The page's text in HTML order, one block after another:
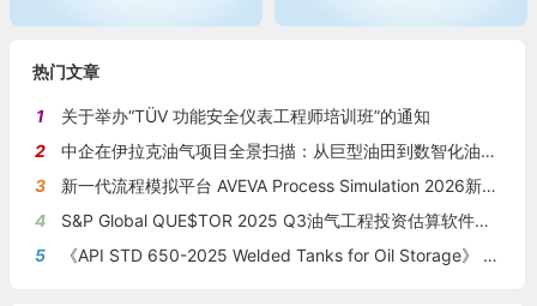
热门文章
1
关于举办“TÜV 功能安全仪表工程师培训班”的通知
2
中企在伊拉克油气项目全景扫描：从巨型油田到数智化油田的系统性布局
3
新一代流程模拟平台 AVEVA Process Simulation 2026新版本发布
4
S&P Global QUE$TOR 2025 Q3油气工程投资估算软件新版本发布
5
《API STD 650-2025 Welded Tanks for Oil Storage》 《钢制焊接储油罐》（中英文对照版）